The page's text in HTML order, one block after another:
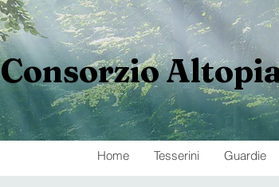
Consorzio
Home Tesserini Guardie